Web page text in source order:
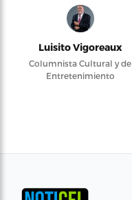
Luisito Vigoreaux
Columnista Cultural y de
Entretenimiento